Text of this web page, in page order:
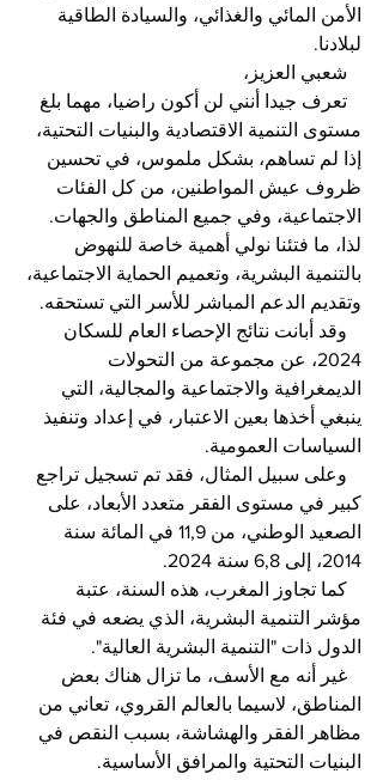
الأمن المائي والغذائي، والسيادة الطاقية
لبلادنا.
شعبي العزيز،
تعرف جيدا أنني لن أكون راضيا، مهما بلغ
مستوى التنمية الاقتصادية والبنيات التحتية،
إذا لم تساهم، بشكل ملموس، في تحسين
ظروف عيش المواطنين، من كل الفئات
الاجتماعية، وفي جميع المناطق والجهات.
لذا، ما فتئنا نولي أهمية خاصة للنهوض
بالتنمية البشرية، وتعميم الحماية الاجتماعية،
وتقديم الدعم المباشر للأسر التي تستحقه.
وقد أبانت نتائج الإحصاء العام للسكان
2024، عن مجموعة من التحولات
الديمغرافية والاجتماعية والمجالية، التي
ينبغي أخذها بعين الاعتبار، في إعداد وتنفيذ
السياسات العمومية.
وعلى سبيل المثال، فقد تم تسجيل تراجع
كبير في مستوى الفقر متعدد الأبعاد، على
الصعيد الوطني، من 11,9 في المائة سنة
2014، إلى 6,8 سنة 2024.
كما تجاوز المغرب، هذه السنة، عتبة
مؤشر التنمية البشرية، الذي يضعه في فئة
الدول ذات "التنمية البشرية العالية".
غير أنه مع الأسف، ما تزال هناك بعض
المناطق، لاسيما بالعالم القروي، تعاني من
مظاهر الفقر والهشاشة، بسبب النقص في
البنيات التحتية والمرافق الأساسية.